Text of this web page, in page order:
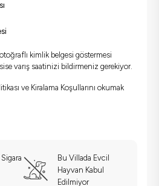
kimlik belgesi göstermesi
varış saatinizi bildirmeniz gerekiyor.
ve Kiralama Koşullarını okumak
Bu Villada Evcil
Hayvan Kabul
Edilmiyor